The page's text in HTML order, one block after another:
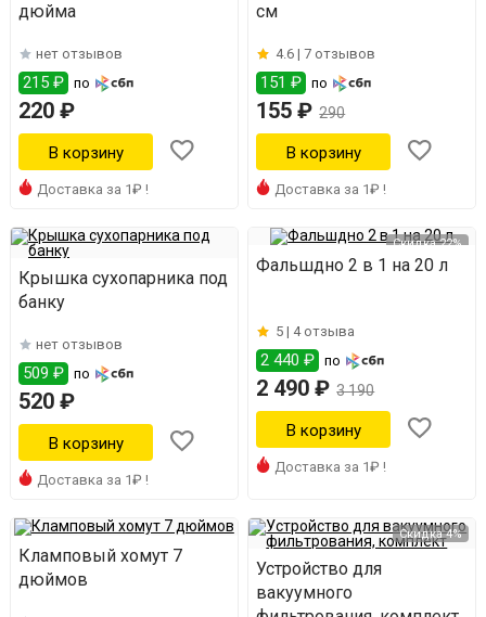
дюйма
нет отзывов
215 ₽ по
220 ₽
Доставка за 1₽ !
см
4.6 |7 отзывов
151 ₽ по
155 ₽ 290
Доставка за 1₽ !
Крышка сухопарника под
банку
нет отзывов
509 ₽ по
520 ₽
Доставка за 1₽ !
Скидка 22%
Фальшдно 2 в 1 на 20 л
5 | 4 отзыва
2 440 ₽ по
2 490 ₽ 3 190
Доставка за 1₽ !
Кламповый хомут 7
дюймов
Скидка 4%
Устройство для
вакуумного